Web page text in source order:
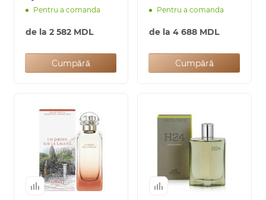
Pentru a comanda
de la 2 582 MDL
Cumpără
Pentru a comanda
de la 4 688 MDL
Cumpără